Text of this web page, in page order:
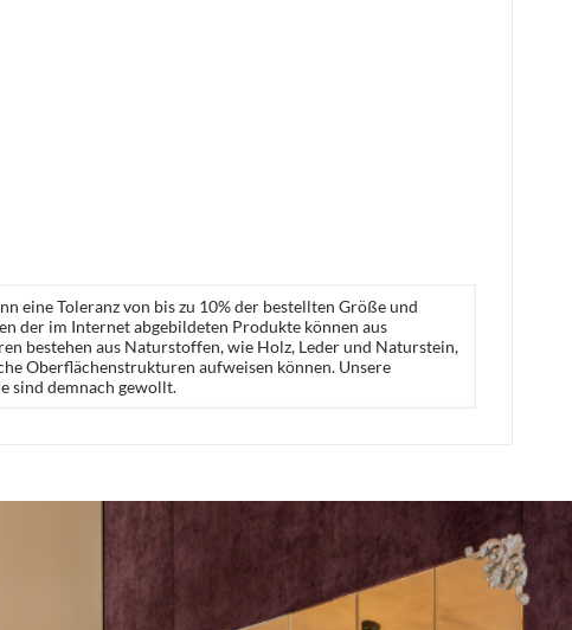
eine Toleranz von bis zu 10% der bestellten Größe und
der im Internet abgebildeten Produkte können aus
bestehen aus Naturstoffen, wie Holz, Leder und Naturstein,
Oberflächenstrukturen aufweisen können. Unsere
sind demnach gewollt.